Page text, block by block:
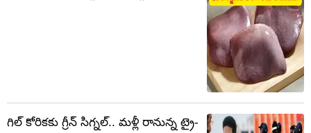
గిల్ కోరికకు గ్రీన్ సిగ్నల్.. మళ్లీ రానున్న ట్రై-